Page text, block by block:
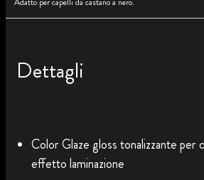
Dettagli
Color Glaze gloss tonalizzante per
effetto laminazione